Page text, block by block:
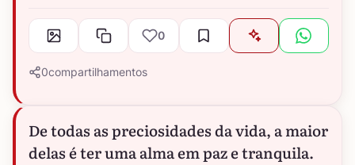
0
0compartilhamentos
De todas as preciosidades da vida, a maior
delas é ter uma alma em paz e tranquila.